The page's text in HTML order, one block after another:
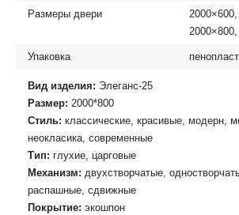
Размеры двери
Упаковка
Вид изделия: Элеганс-25
Размер: 2000*800
Стиль: классические, красивые, модерн,
неокласика, современные
Тип: глухие, царговые
Механизм: двухстворчатые,
распашные, сдвижные
Покрытие: экошпон